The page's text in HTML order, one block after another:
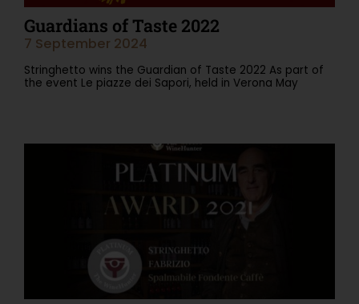
Guardians of Taste 2022
7 September 2024
Stringhetto wins the Guardian of Taste 2022 As part of
the event Le piazze dei Sapori, held in Verona May